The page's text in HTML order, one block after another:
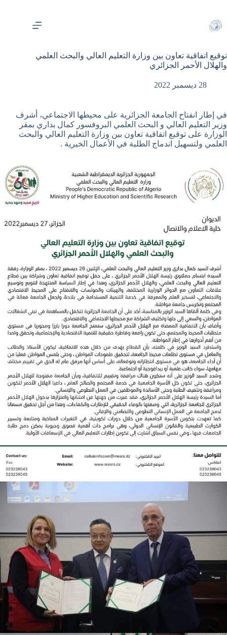
المحتوى
توقيع اتفاقية تعاون بين وزارة التعليم العالي والبحث العلمي
والهلال الأحمر الجزائري
28 ديسمبر 2022
في إطار انفتاح الجامعة الجزائرية على محيطها الاجتماعي، أشرف
وزير التعليم العالي و البحث العلمي البروفسور كمال بداري بمقر
الوزارة على توقيع اتفاقية تعاون بين وزارة التعليم العالي والبحث
العلمي ولتسهيل اندماج الطلبة في الأعمال الخيرية .